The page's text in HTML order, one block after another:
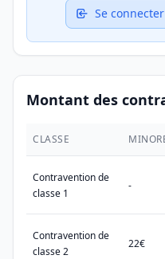
Se connecter
Montant des
CLASSE
Contravention de
classe 1
-
Contravention de
classe 2
22€